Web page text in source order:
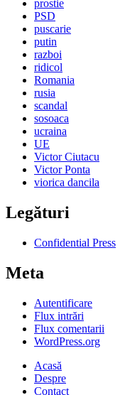
prostie
PSD
puscarie
putin
razboi
ridicol
Romania
rusia
scandal
sosoaca
ucraina
UE
Victor Ciutacu
Victor Ponta
viorica dancila
Legături
Confidential Press
Meta
Autentificare
Flux intrări
Flux comentarii
WordPress.org
Acasă
Despre
Contact